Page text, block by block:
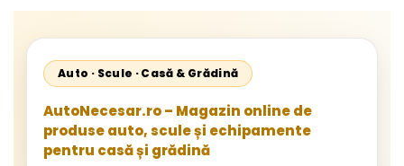
Auto · Scule · Casă & Grădină
AutoNecesar.ro – Magazin online de
produse auto, scule și echipamente
pentru casă și grădină